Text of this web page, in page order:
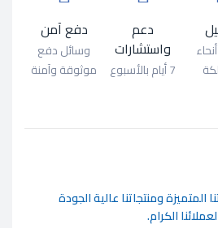
دعم
واستشارات
7 أيام بالأسبوع
دفع آمن
وسائل دفع
موثوقة وآمنة
اﻟﻤﺘﻤﻴﺰة وﻣﻨﺘﺠﺎﺗﻨﺎ ﻋﺎﻟﻴﺔ اﻟﺠﻮدة
ﻟﻌﻤﻼﺋﻨﺎ اﻟﻜﺮام.